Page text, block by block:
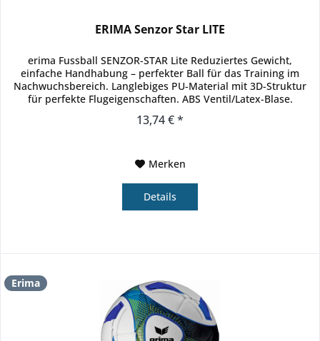
ERIMA Senzor Star LITE
erima Fussball SENZOR-STAR Lite Reduziertes Gewicht,
einfache Handhabung – perfekter Ball für das Training im
Nachwuchsbereich. Langlebiges PU-Material mit 3D-Struktur
für perfekte Flugeigenschaften. ABS Ventil/Latex-Blase.
13,74 € *
Merken
Details
Erima